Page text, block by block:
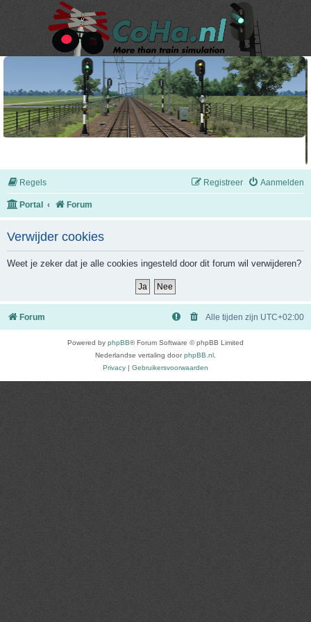
Regels Aanmelden
Registreer
Portal Forum
Verwijder cookies
Weet je zeker dat je alle cookies ingesteld door dit forum wil verwijderen?
Forum Alle tijden zijn UTC+02:00
Powered by phpBB® Forum Software © phpBB Limited
Nederlandse vertaling doorphpBB.nl
Privacy | Gebruikersvoorwaarden